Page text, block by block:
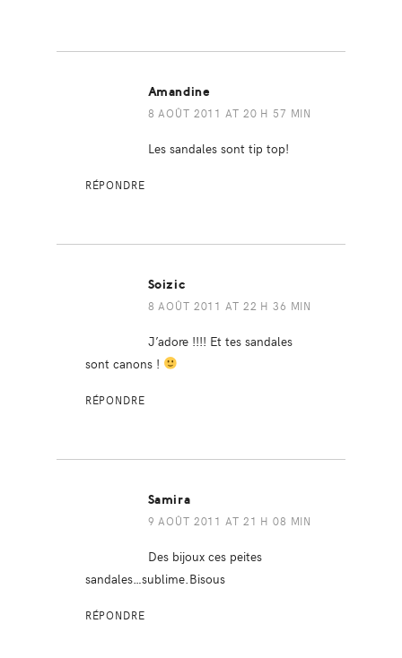
Amandine
8 AOÛT 2011 AT 20 H 57 MIN
Les sandales sont tip top!
RÉPONDRE
Soizic
8 AOÛT 2011 AT 22 H 36 MIN
J’adore !!!! Et tes sandales
sont canons !
RÉPONDRE
Samira
9 AOÛT 2011 AT 21 H 08 MIN
Des bijoux ces peites
sandales…sublime.Bisous
RÉPONDRE